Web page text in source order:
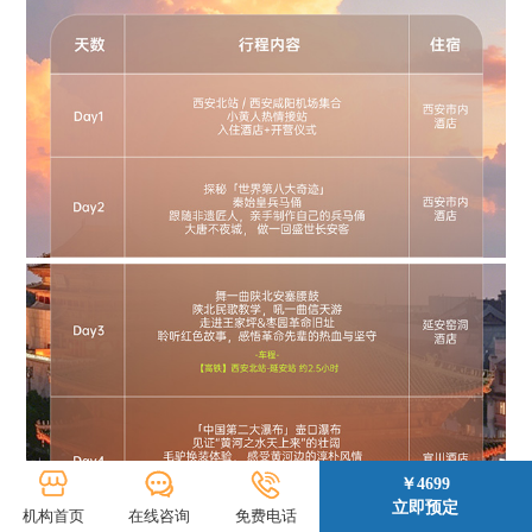
机构首页 在线咨询 免费电话
￥4699
立即预定